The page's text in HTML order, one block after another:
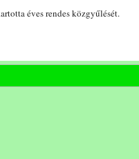
éves rendes közgyűlését.